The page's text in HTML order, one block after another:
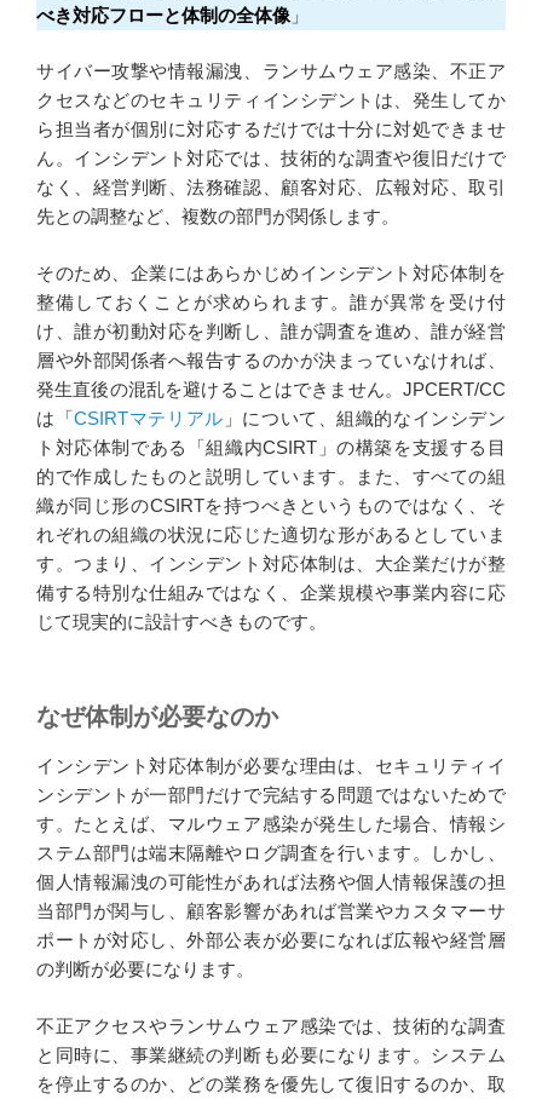
べき対応フローと体制の全体像 」
サイバー攻撃や情報漏洩、ランサムウェア感染、不正ア
クセスなどのセキュリティインシデントは、発生してか
ら担当者が個別に対応するだけでは十分に対処できませ
ん。インシデント対応では、技術的な調査や復旧だけで
なく、経営判断、法務確認、顧客対応、広報対応、取引
先との調整など、複数の部門が関係します。
そのため、企業にはあらかじめインシデント対応体制を
整備しておくことが求められます。誰が異常を受け付
け、誰が初動対応を判断し、誰が調査を進め、誰が経営
層や外部関係者へ報告するのかが決まっていなければ、
発生直後の混乱を避けることはできません。JPCERT/CC
は「CSIRTマテリアル 」について、組織的なインシデン
ト対応体制である「組織内CSIRT」の構築を支援する目
的で作成したものと説明しています。また、すべての組
織が同じ形のCSIRTを持つべきというものではなく、そ
れぞれの組織の状況に応じた適切な形があるとしていま
す。つまり、インシデント対応体制は、大企業だけが整
備する特別な仕組みではなく、企業規模や事業内容に応
じて現実的に設計すべきものです。
なぜ体制が必要なのか
インシデント対応体制が必要な理由は、セキュリティイ
ンシデントが一部門だけで完結する問題ではないためで
す。たとえば、マルウェア感染が発生した場合、情報シ
ステム部門は端末隔離やログ調査を行います。しかし、
個人情報漏洩の可能性があれば法務や個人情報保護の担
当部門が関与し、顧客影響があれば営業やカスタマーサ
ポートが対応し、外部公表が必要になれば広報や経営層
の判断が必要になります。
不正アクセスやランサムウェア感染では、技術的な調査
と同時に、事業継続の判断も必要になります。システム
を停止するのか、どの業務を優先して復旧するのか、取